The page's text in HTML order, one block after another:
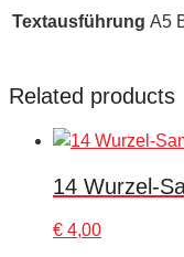
Textausführung A5
Related products
14 Wurzel-
€ 4,00